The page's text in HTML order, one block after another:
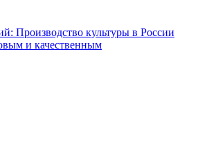
Производство культуры в России
и качественным